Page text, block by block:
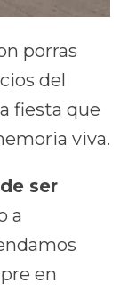
porras
del
fiesta que
viva.
ser
a
en